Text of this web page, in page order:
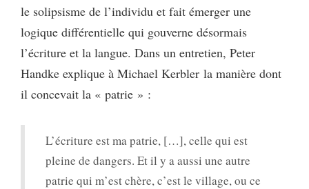
le solipsisme de l’individu et fait émerger une
logique différentielle qui gouverne désormais
l’écriture et la langue. Dans un entretien, Peter
Handke explique à Michael Kerbler la manière dont
il concevait la « patrie » :
L’écriture est ma patrie, […], celle qui est
pleine de dangers. Et il y a aussi une autre
patrie qui m’est chère, c’est le village, ou ce